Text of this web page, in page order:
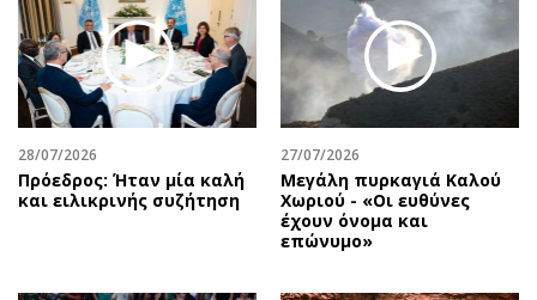
Δημοσκοπήσεις
Διπλωματία
Αθλητισμός
Κύπρος
Ελλάδα
Διεθνή
Ζητούν εργασία
Θέσεις εργασίας
Geek
Νέα
Κινητά-tablets
Social
Αυτοκίνηση
28/07/2026
Πρόεδρος: Ήταν μία καλή
και ειλικρινής συζήτηση
27/07/2026
Μεγάλη πυρκαγιά Καλού
Χωριού - «Οι ευθύνες
έχουν όνομα και
επώνυμο»